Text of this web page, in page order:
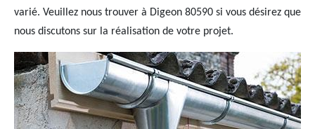
varié. Veuillez nous trouver à Digeon 80590 si vous désirez que
nous discutons sur la réalisation de votre projet.